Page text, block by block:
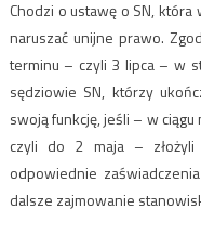
Chodzi o ustawę o SN, która
naruszać unijne prawo.
terminu – czyli 3 lipca – w
sędziowie SN, którzy
swoją funkcję, jeśli – w
czyli do 2 maja – złożyli
odpowiednie
dalsze zajmowanie